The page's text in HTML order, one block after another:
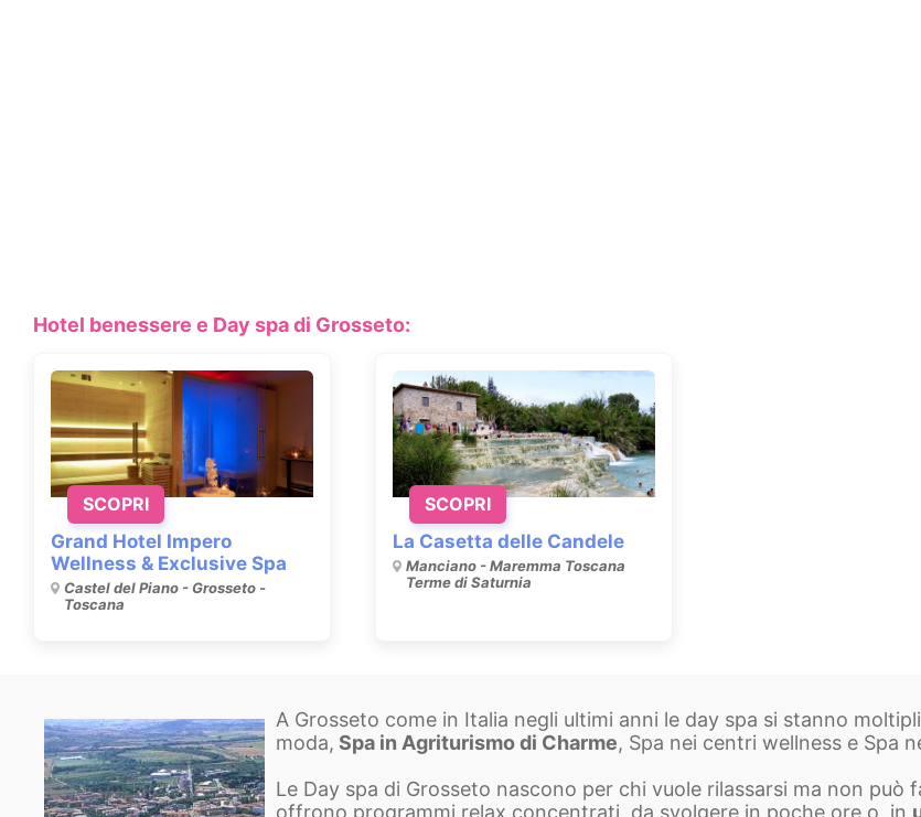
Hotel benessere e Day spa di Grosseto:
Grand Hotel Impero
Wellness & Exclusive Spa
Castel del Piano - Grosseto -
Toscana
SCOPRI
La Casetta delle Candele
Manciano - Maremma Toscana
Terme di Saturnia
SCOPRI
A Grosseto come in Italia negli ultimi anni le day spa si stanno
moda, Spa in Agriturismo di Charme, Spa nei centri wellness e Spa
Le Day spa di Grosseto nascono per chi vuole rilassarsi ma non può
offrono programmi relax concentrati da svolgere in poche ore o in